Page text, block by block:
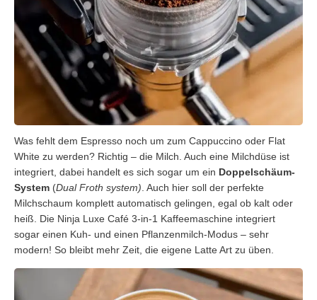
Was fehlt dem Espresso noch um zum Cappuccino oder Flat
White zu werden? Richtig – die Milch. Auch eine Milchdüse ist
integriert, dabei handelt es sich sogar um ein Doppelschäum-
System (Dual Froth system) . Auch hier soll der perfekte
Milchschaum komplett automatisch gelingen, egal ob kalt oder
heiß. Die Ninja Luxe Café 3-in-1 Kaffeemaschine integriert
sogar einen Kuh- und einen Pflanzenmilch-Modus – sehr
modern! So bleibt mehr Zeit, die eigene Latte Art zu üben.